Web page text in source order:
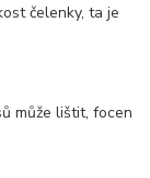
čelenky, ta je
může lištit, focen